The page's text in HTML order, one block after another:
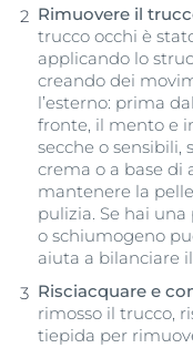
Rimuovere il
trucco occhi è
applicando lo
creando dei
l’esterno: prima
fronte, il mento e
secche o sensibili,
crema o a base di
mantenere la
pulizia. Se hai
o schiumogeno
aiuta a bilanciare
Risciacquare e
rimosso il trucco,
tiepida per